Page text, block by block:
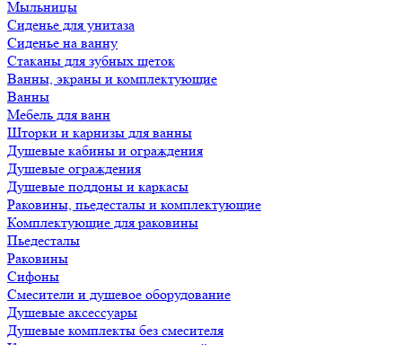
Мыльницы
Сиденье для унитаза
Сиденье на ванну
Стаканы для зубных щеток
Ванны, экраны и комплектующие
Ванны
Мебель для ванн
Шторки и карнизы для ванны
Душевые кабины и ограждения
Душевые ограждения
Душевые поддоны и каркасы
Раковины, пьедесталы и комплектующие
Комплектующие для раковины
Пьедесталы
Раковины
Сифоны
Смесители и душевое оборудование
Душевые аксессуары
Душевые комплекты без смесителя